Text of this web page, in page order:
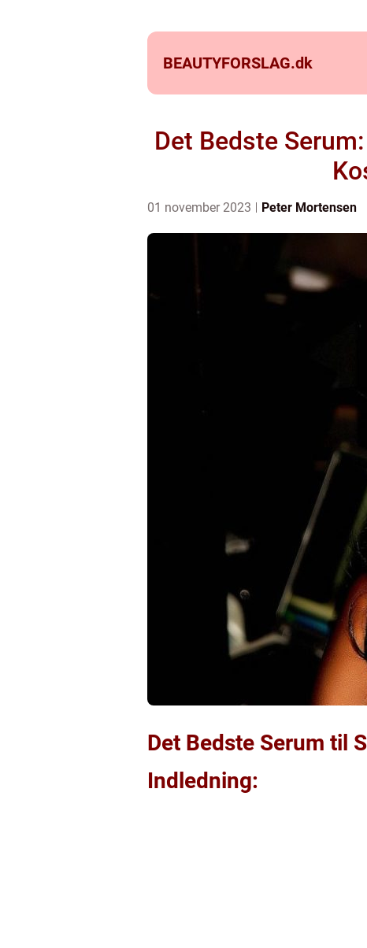
BEAUTYFORSLAG.dk
Det Bedste
01 november 2023 Peter Mortensen
Det Bedste Serum til
Indledning: